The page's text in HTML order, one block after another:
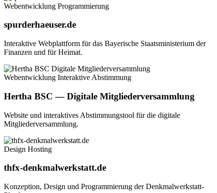
Webentwicklung Programmierung
spurderhaeuser.de
Interaktive Webplattform für das Bayerische Staatsministerium der
Finanzen und für Heimat.
Webentwicklung Interaktive Abstimmung
Hertha BSC — Digitale Mitgliederversammlung
Website und interaktives Abstimmungstool für die digitale
Mitgliederversammlung.
Design Hosting
thfx-denkmalwerkstatt.de
Konzeption, Design und Programmierung der Denkmalwerkstatt-